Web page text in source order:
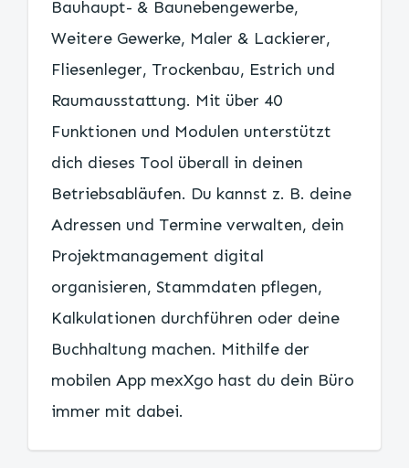
Bauhaupt- & Baunebengewerbe,
Weitere Gewerke, Maler & Lackierer,
Fliesenleger, Trockenbau, Estrich und
Raumausstattung. Mit über 40
Funktionen und Modulen unterstützt
dich dieses Tool überall in deinen
Betriebsabläufen. Du kannst z. B. deine
Adressen und Termine verwalten, dein
Projektmanagement digital
organisieren, Stammdaten pflegen,
Kalkulationen durchführen oder deine
Buchhaltung machen. Mithilfe der
mobilen App mexXgo hast du dein Büro
immer mit dabei.